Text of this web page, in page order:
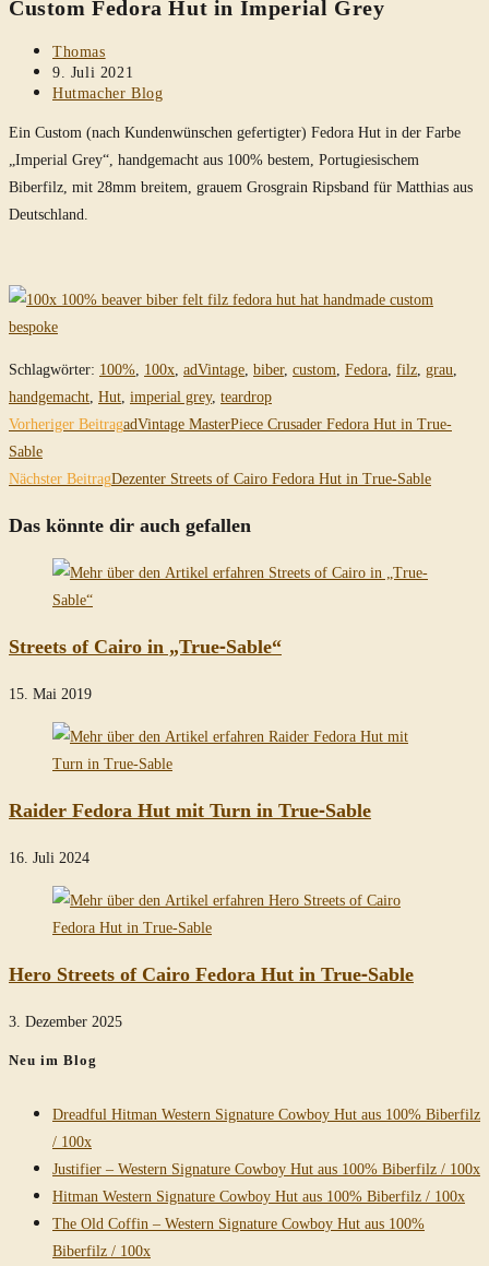
durchsuchen
Custom Fedora Hut in Imperial Grey
Beitrags-
Autor:
Thomas
Beitrag
veröffentlicht:
9. Juli 2021
Beitrags-
Hutmacher Blog
Ein Custom (nach Kundenwünschen gefertigter) Fedora Hut in der Farbe
„Imperial Grey“, handgemacht aus 100% bestem, Portugiesischem
Biberfilz, mit 28mm breitem, grauem Grosgrain Ripsband für Matthias aus
Deutschland.
Schlagwörter: 100%, 100x, adVintage, biber, custom, Fedora, filz, grau,
handgemacht, Hut, imperial grey, teardrop
Weitere
Artikel
ansehen
Vorheriger BeitragadVintage MasterPiece Crusader Fedora Hut in True-
Sable
Nächster BeitragDezenter Streets of Cairo Fedora Hut in True-Sable
Das könnte dir auch gefallen
Streets of Cairo in „True-Sable“
15. Mai 2019
Raider Fedora Hut mit Turn in True-Sable
16. Juli 2024
Hero Streets of Cairo Fedora Hut in True-Sable
3. Dezember 2025
Neu im Blog
Dreadful Hitman Western Signature Cowboy Hut aus 100% Biberfilz
/ 100x
Justifier – Western Signature Cowboy Hut aus 100% Biberfilz / 100x
Hitman Western Signature Cowboy Hut aus 100% Biberfilz / 100x
The Old Coffin – Western Signature Cowboy Hut aus 100%
Biberfilz / 100x